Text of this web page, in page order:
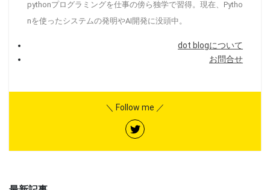
pythonプログラミングを仕事の傍ら独学で習得。現在、Pytho
nを使ったシステムの発明やAI開発に没頭中。
dot blogについて
お問合せ
＼ Follow me ／